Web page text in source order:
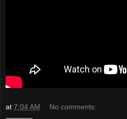
at 7:04 AM No comments: